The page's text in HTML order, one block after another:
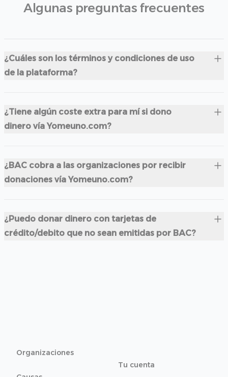
Algunas preguntas frecuentes
¿Cuáles son los términos y condiciones de uso
de la plataforma?
¿Tiene algún coste extra para mí si dono
dinero vía Yomeuno.com?
¿BAC cobra a las organizaciones por recibir
donaciones vía Yomeuno.com?
¿Puedo donar dinero con tarjetas de
crédito/debito que no sean emitidas por BAC?
Organizaciones
Tu cuenta